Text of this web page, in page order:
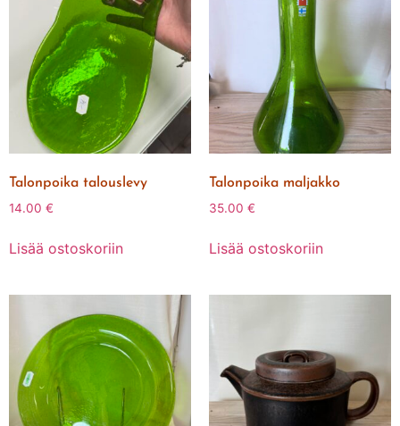
Talonpoika talouslevy
14.00 €
Lisää ostoskoriin
Talonpoika maljakko
35.00 €
Lisää ostoskoriin